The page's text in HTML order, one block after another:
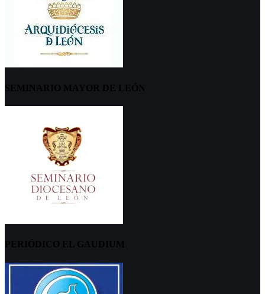
SEMINARIO MAYOR DE LEÓN
PERIÓDICO EL GAUDIUM